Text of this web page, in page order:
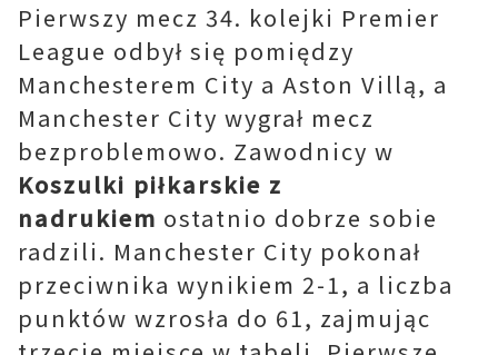
Pierwszy mecz 34. kolejki Premier
League odbył się pomiędzy
Manchesterem City a Aston Villą, a
Manchester City wygrał mecz
bezproblemowo. Zawodnicy w
Koszulki piłkarskie z
nadrukiem ostatnio dobrze sobie
radzili. Manchester City pokonał
przeciwnika wynikiem 2-1, a liczba
punktów wzrosła do 61, zajmując